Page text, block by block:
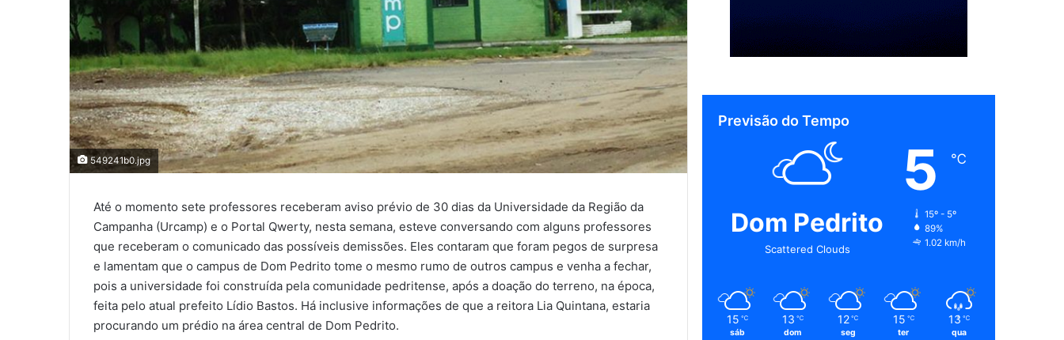
549241b0.jpg
Até o momento sete professores receberam aviso prévio de 30 dias da Universidade da Região da
Campanha (Urcamp) e o Portal Qwerty, nesta semana, esteve conversando com alguns professores
que receberam o comunicado das possíveis demissões. Eles contaram que foram pegos de surpresa
e lamentam que o campus de Dom Pedrito tome o mesmo rumo de outros campus e venha a fechar,
pois a universidade foi construída pela comunidade pedritense, após a doação do terreno, na época,
feita pelo atual prefeito Lídio Bastos. Há inclusive informações de que a reitora Lia Quintana, estaria
procurando um prédio na área central de Dom Pedrito.
Previsão do Tempo
Dom Pedrito
Scattered Clouds
5 ℃
15º - 5º
89%
1.02 km/h
15 ℃
sáb
13 ℃
dom
12 ℃
seg
15 ℃
ter
13 ℃
qua